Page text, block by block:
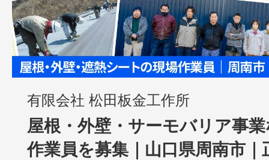
有限会社 松田板金工作所
屋根・外壁・サーモバリア事
作業員を募集｜山口県周南市｜